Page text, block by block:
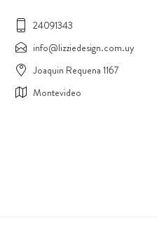
24091343
info@lizziedesign.com.uy
Joaquin Requena 1167
Montevideo